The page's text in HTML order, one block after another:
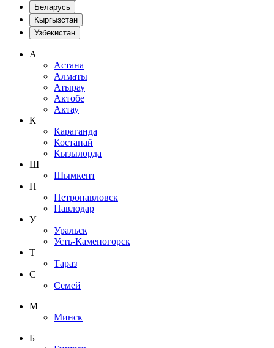
Беларусь
Кыргызстан
Узбекистан
А
Астана
Алматы
Атырау
Актобе
Актау
К
Караганда
Костанай
Кызылорда
Ш
Шымкент
П
Петропавловск
Павлодар
У
Уральск
Усть-Каменогорск
Т
Тараз
С
Семей
М
Минск
Б